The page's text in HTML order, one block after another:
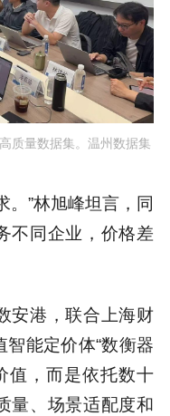
质量数据集。温州数据集
。”林旭峰坦言，同
不同企业，价格差
安港，联合上海财
能定价体“数衡器
值，而是依托数十
量、场景适配度和